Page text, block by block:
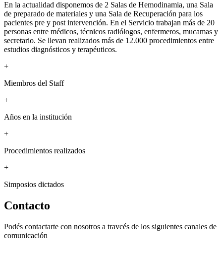
En la actualidad disponemos de 2 Salas de Hemodinamia, una Sala
de preparado de materiales y una Sala de Recuperación para los
pacientes pre y post intervención. En el Servicio trabajan más de 20
personas entre médicos, técnicos radiólogos, enfermeros, mucamas y
secretario. Se llevan realizados más de 12.000 procedimientos entre
estudios diagnósticos y terapéuticos.
+
Miembros del Staff
+
Años en la institución
+
Procedimientos realizados
+
Simposios dictados
Contacto
Podés contactarte con nosotros a travcés de los siguientes canales de
comunicación